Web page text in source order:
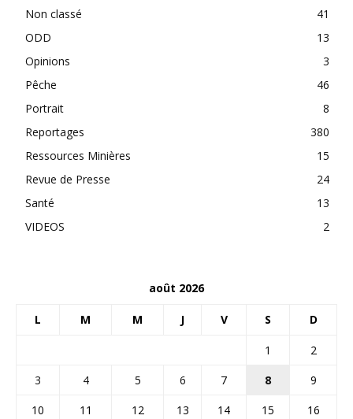
Non classé
41
ODD
13
Opinions
3
Pêche
46
Portrait
8
Reportages
380
Ressources Minières
15
Revue de Presse
24
Santé
13
VIDEOS
2
août 2026
L M M J V S D
1
2
3
4 5 6 7 8
9
10
11 12 13 14 15
16